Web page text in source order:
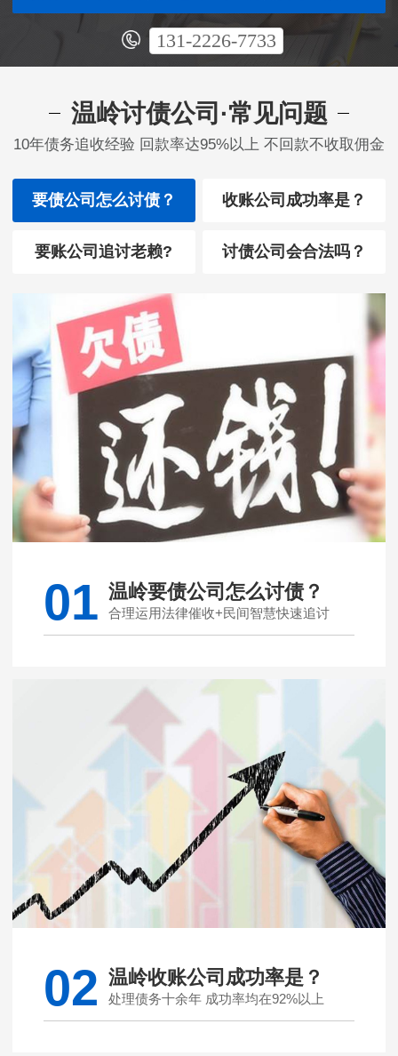
131-2226-7733
温岭讨债公司·常见问题
10年债务追收经验 回款率达95%以上 不回款不收取佣金
要债公司怎么讨债？ 收账公司成功率是？
要账公司追讨老赖? 讨债公司会合法吗？
01 温岭要债公司怎么讨债？
合理运用法律催收+民间智慧快速追讨
02 温岭收账公司成功率是？
处理债务十余年 成功率均在92%以上